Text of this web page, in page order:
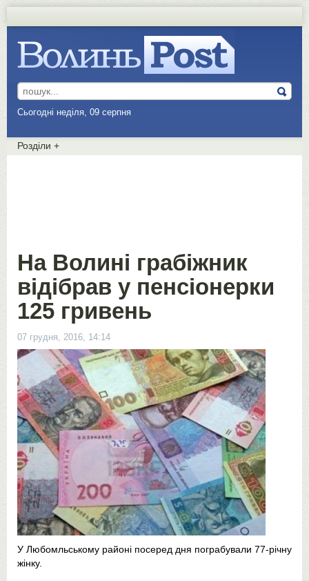
Сьогодні неділя, 09 серпня
Розділи +
На Волині грабіжник
відібрав у пенсіонерки
125 гривень
07 грудня, 2016, 14:14
У Любомльському районі посеред дня пограбували 77-річну
жінку.